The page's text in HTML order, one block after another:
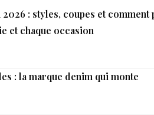
: styles, coupes et comment
et chaque occasion
: la marque denim qui monte